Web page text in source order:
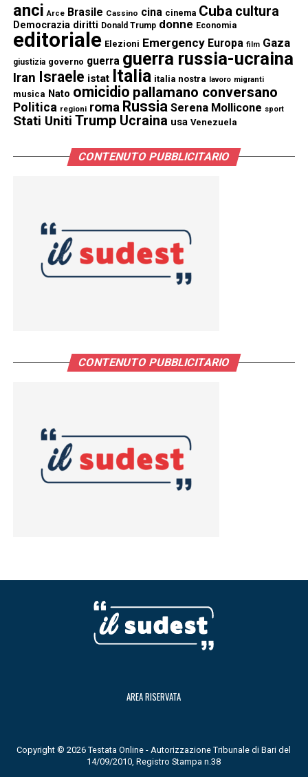
anci Arce Brasile Cassino cina cinema Cuba cultura
Democrazia diritti Donald Trump donne Economia
editoriale Elezioni Emergency Europa film Gaza
giustizia governo guerra guerra russia-ucraina
Iran Israele istat Italia italia nostra lavoro migranti
musica Nato omicidio pallamano conversano
Politica regioni roma Russia Serena Mollicone sport
Stati Uniti Trump Ucraina usa Venezuela
CONTENUTO PUBBLICITARIO
CONTENUTO PUBBLICITARIO
AREA RISERVATA
Copyright © 2026 Testata Online - Autorizzazione Tribunale di Bari del
14/09/2010, Registro Stampa n.38